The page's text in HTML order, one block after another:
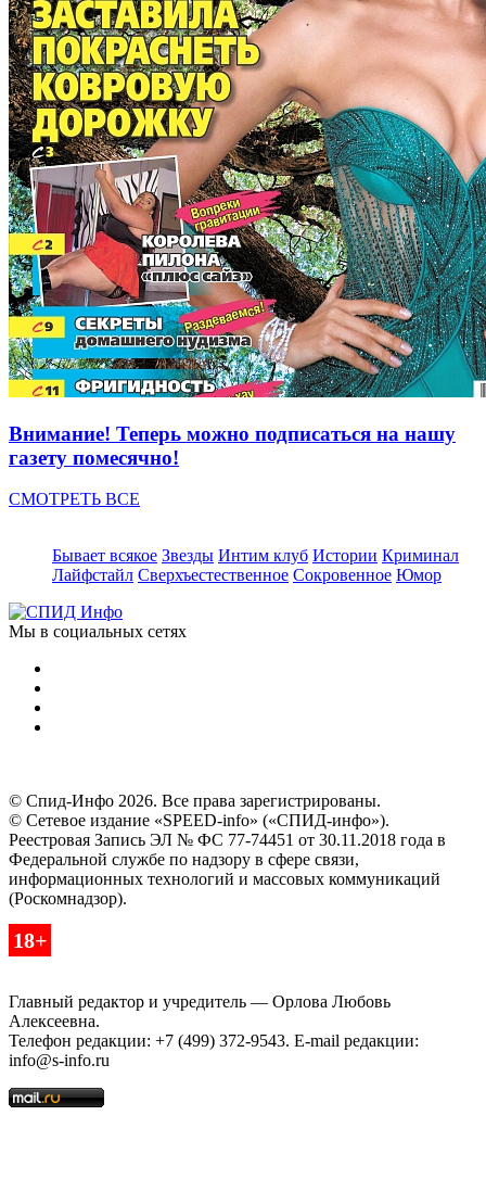
Внимание! Теперь можно подписаться на нашу
газету помесячно!
СМОТРЕТЬ ВСЕ
Бывает всякое Звезды Интим клуб Истории Криминал
Лайфстайл Сверхъестественное Сокровенное Юмор
Мы в социальных сетях
© Спид-Инфо 2026. Все права зарегистрированы.
© Сетевое издание «SPEED-info» («СПИД-инфо»).
Реестровая Запись ЭЛ № ФС 77-74451 от 30.11.2018 года в
Федеральной службе по надзору в сфере связи,
информационных технологий и массовых коммуникаций
(Роскомнадзор).
18+
Главный редактор и учредитель — Орлова Любовь
Алексеевна.
Телефон редакции: +7 (499) 372-9543. E-mail редакции:
info@s-info.ru